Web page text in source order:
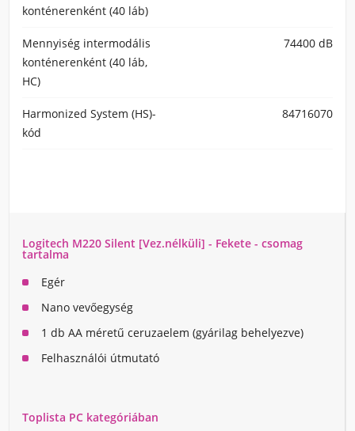
konténerenként (40 láb)
Mennyiség intermodális
konténerenként (40 láb,
HC)
74400 dB
Harmonized System (HS)-
kód
84716070
Logitech M220 Silent [Vez.nélküli] - Fekete - csomag
tartalma
Egér
Nano vevőegység
1 db AA méretű ceruzaelem (gyárilag behelyezve)
Felhasználói útmutató
Toplista PC kategóriában